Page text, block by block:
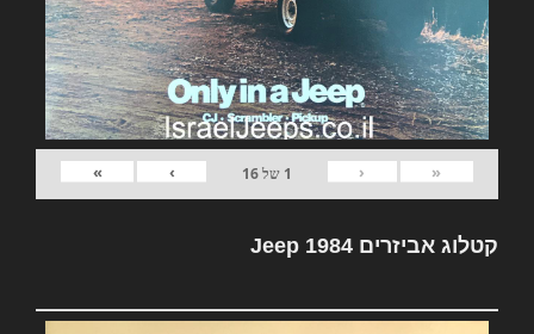
«
‹
1 של16
›
»
קטלוג אביזרים Jeep 1984